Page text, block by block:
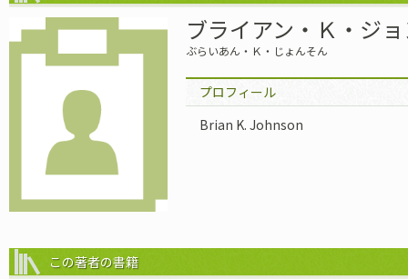
ブライアン・Ｋ・ジ
ぶらいあん・Ｋ・じょんそん
プロフィール
Brian K. Johnson
この著者の書籍